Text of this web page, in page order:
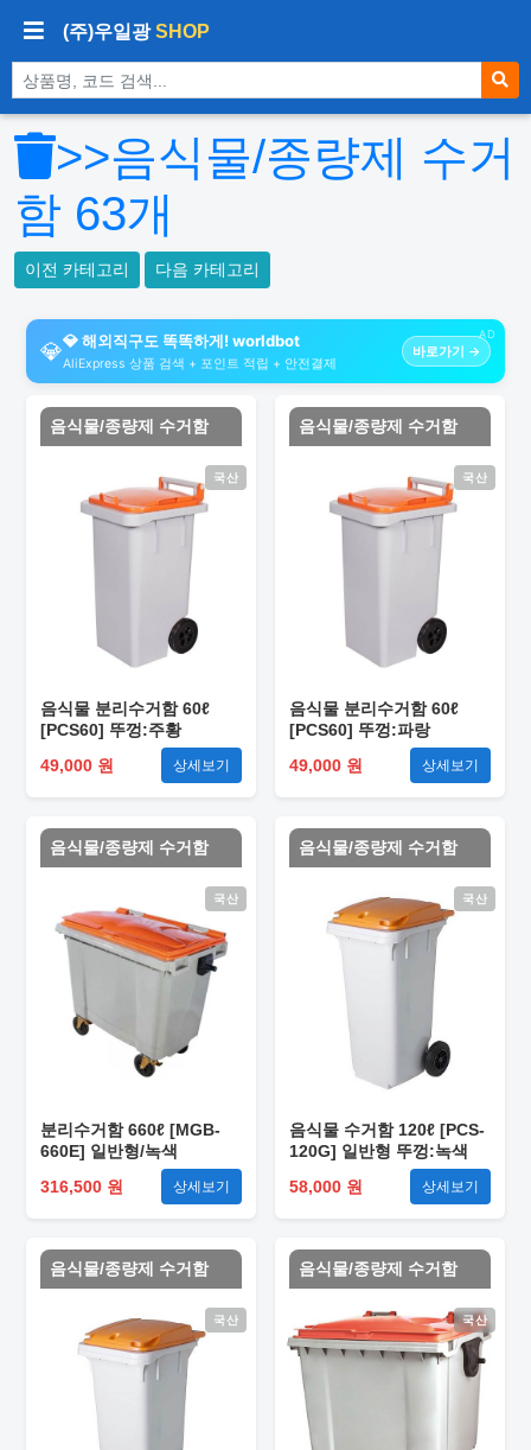
(주)우일광SHOP
상품 검색
>>음식물/종량제 수거
함 63개
이전 카테고리 다음 카테고리
AD
💎💎 해외직구도 똑똑하게! worldbot
AliExpress 상품 검색 + 포인트 적립 + 안전결제
바로가기 →
음식물/종량제 수거함
국산
음식물 분리수거함 60ℓ
[PCS60] 뚜껑:주황
49,000 원
상세보기
음식물/종량제 수거함
국산
음식물 분리수거함 60ℓ
[PCS60] 뚜껑:파랑
49,000 원
상세보기
음식물/종량제 수거함
국산
분리수거함 660ℓ [MGB-
660E] 일반형/녹색
316,500 원
상세보기
음식물/종량제 수거함
국산
음식물 수거함 120ℓ [PCS-
120G] 일반형 뚜껑:녹색
58,000 원
상세보기
음식물/종량제 수거함
국산
음식물/종량제 수거함
국산